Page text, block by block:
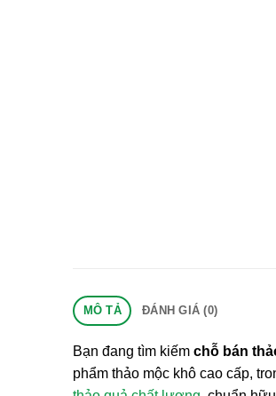
MÔ TẢ ĐÁNH GIÁ (0)
Bạn đang tìm kiếm chỗ bán
phẩm thảo mộc khô cao cấp,